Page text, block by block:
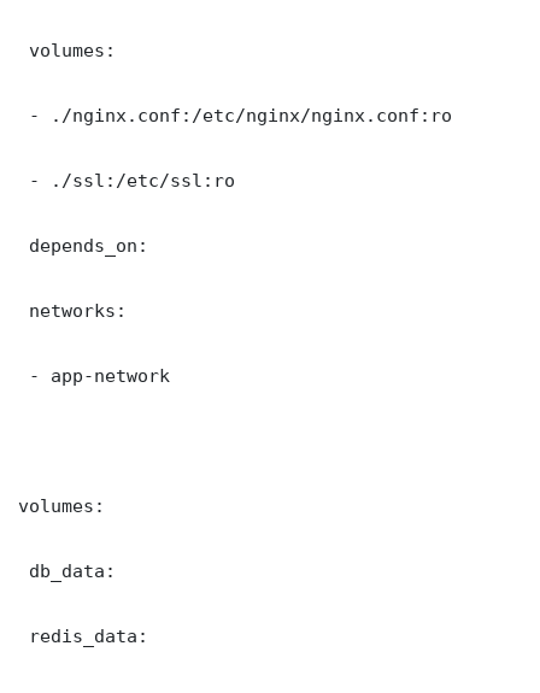
volumes:
- ./nginx.conf:/etc/nginx/nginx.conf:ro
- ./ssl:/etc/ssl:ro
depends_on:
networks:
- app-network
volumes:
db_data:
redis_data: